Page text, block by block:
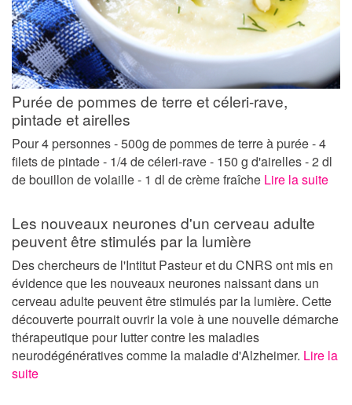
Purée de pommes de terre et céleri-rave,
pintade et airelles
Pour 4 personnes - 500g de pommes de terre à purée - 4
filets de pintade - 1/4 de céleri-rave - 150 g d'airelles - 2 dl
de bouillon de volaille - 1 dl de crème fraîche Lire la suite
Les nouveaux neurones d'un cerveau adulte
peuvent être stimulés par la lumière
Des chercheurs de l'Intitut Pasteur et du CNRS ont mis en
évidence que les nouveaux neurones naissant dans un
cerveau adulte peuvent être stimulés par la lumière. Cette
découverte pourrait ouvrir la voie à une nouvelle démarche
thérapeutique pour lutter contre les maladies
neurodégénératives comme la maladie d'Alzheimer. Lire la
suite